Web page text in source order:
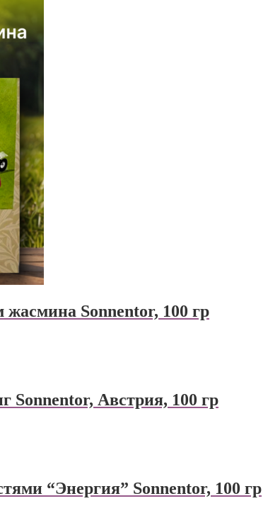
Sonnentor, 100 гр
Австрия, 100 гр
“Энергия” Sonnentor, 100 гр